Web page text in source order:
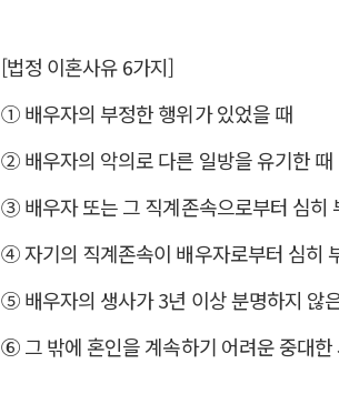
[법정 이혼사유 6가지]
① 배우자의 부정한 행위가 있었을 때
② 배우자의 악의로 다른 일방을 유기한 때
③ 배우자 또는 그 직계존속으로부터 심히
④ 자기의 직계존속이 배우자로부터 심히
⑤ 배우자의 생사가 3년 이상 분명하지 않
⑥ 그 밖에 혼인을 계속하기 어려운 중대한